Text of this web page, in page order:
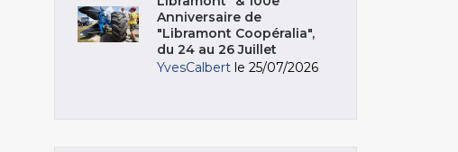
Anniversaire de
"Libramont Coopéralia",
du 24 au 26 Juillet
YvesCalbert le 25/07/2026